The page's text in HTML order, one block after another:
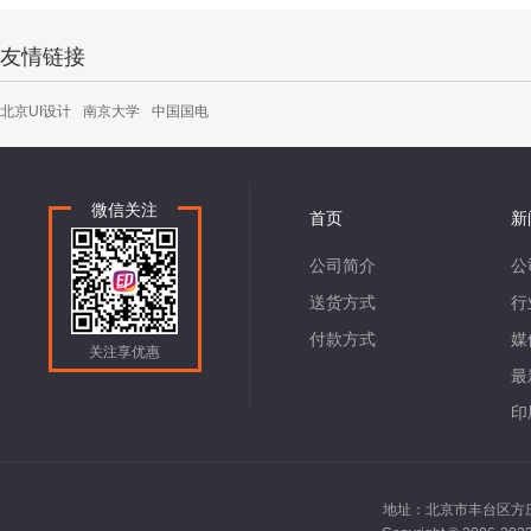
友情链接
北京UI设计 南京大学 中国国电
微信关注
关注享优惠
首页
公司简介
送货方式
付款方式
公
行
媒
最
地址：北京市丰台区